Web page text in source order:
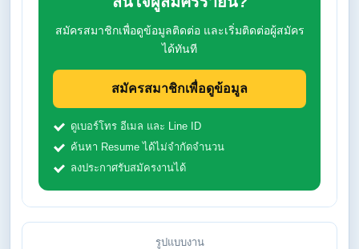
สมัครสมาชิกเพื่อดูข้อมูลติดต่อ และเริ่มติดต่อผู้สมัคร
ได้ทันที
สมัครสมาชิกเพื่อดูข้อมูล
ดูเบอร์โทร อีเมล และ Line ID
ค้นหา Resume ได้ไม่จำกัดจำนวน
ลงประกาศรับสมัครงานได้
รูปแบบงาน